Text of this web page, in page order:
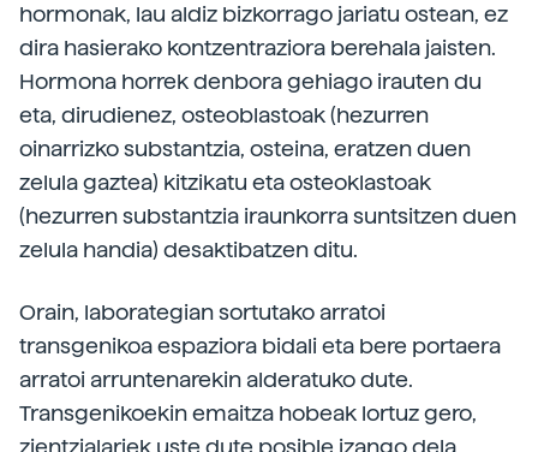
hormonak, lau aldiz bizkorrago jariatu ostean, ez
dira hasierako kontzentraziora berehala jaisten.
Hormona horrek denbora gehiago irauten du
eta, dirudienez, osteoblastoak (hezurren
oinarrizko substantzia, osteina, eratzen duen
zelula gaztea) kitzikatu eta osteoklastoak
(hezurren substantzia iraunkorra suntsitzen duen
zelula handia) desaktibatzen ditu.
Orain, laborategian sortutako arratoi
transgenikoa espaziora bidali eta bere portaera
arratoi arruntenarekin alderatuko dute.
Transgenikoekin emaitza hobeak lortuz gero,
zientzialariek uste dute posible izango dela